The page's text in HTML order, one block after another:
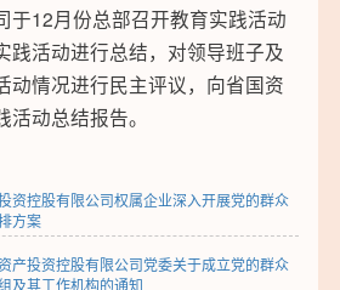
12月份总部召开教育实践活动
践活动进行总结，对领导班子及
动情况进行民主评议，向省国资
动总结报告。
资控股有限公司权属企业深入开展党的群众
方案
产投资控股有限公司党委关于成立党的群众
及其工作机构的通知